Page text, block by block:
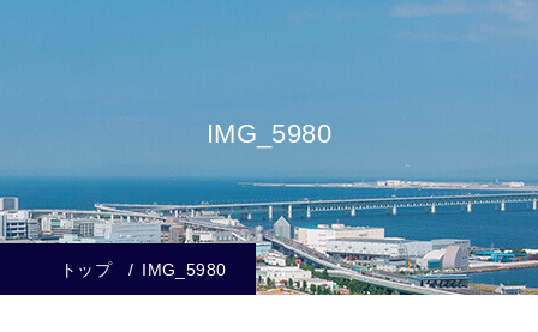
IMG_5980
トップ IMG_5980